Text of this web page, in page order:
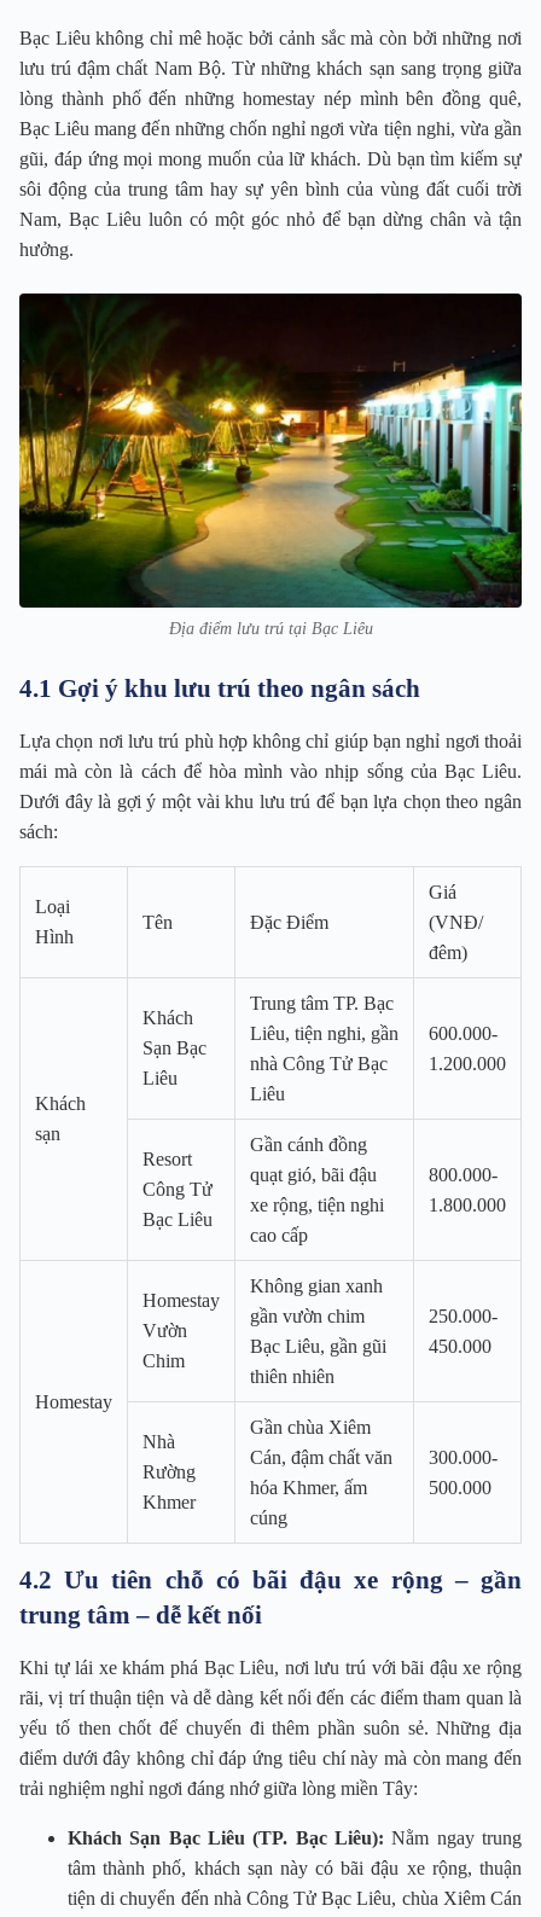
Bạc Liêu không chỉ mê hoặc bởi cảnh sắc mà còn bởi những nơi
lưu trú đậm chất Nam Bộ. Từ những khách sạn sang trọng giữa
lòng thành phố đến những homestay nép mình bên đồng quê,
Bạc Liêu mang đến những chốn nghỉ ngơi vừa tiện nghi, vừa gần
gũi, đáp ứng mọi mong muốn của lữ khách. Dù bạn tìm kiếm sự
sôi động của trung tâm hay sự yên bình của vùng đất cuối trời
Nam, Bạc Liêu luôn có một góc nhỏ để bạn dừng chân và tận
hưởng.
Địa điểm lưu trú tại Bạc Liêu
4.1 Gợi ý khu lưu trú theo ngân sách
Lựa chọn nơi lưu trú phù hợp không chỉ giúp bạn nghỉ ngơi thoải
mái mà còn là cách để hòa mình vào nhịp sống của Bạc Liêu.
Dưới đây là gợi ý một vài khu lưu trú để bạn lựa chọn theo ngân
sách:
Loại
Hình
Tên Đặc Điểm
Giá
(VNĐ/
đêm)
Khách
sạn
Khách
Sạn Bạc
Liêu
Trung tâm TP. Bạc
Liêu, tiện nghi, gần
nhà Công Tử Bạc
Liêu
600.000-
1.200.000
Resort
Công Tử
Bạc Liêu
Gần cánh đồng
quạt gió, bãi đậu
xe rộng, tiện nghi
cao cấp
800.000-
1.800.000
Homestay
Homestay
Vườn
Chim
Không gian xanh
gần vườn chim
Bạc Liêu, gần gũi
thiên nhiên
250.000-
450.000
Nhà
Rường
Khmer
Gần chùa Xiêm
Cán, đậm chất văn
hóa Khmer, ấm
cúng
300.000-
500.000
4.2 Ưu tiên chỗ có bãi đậu xe rộng – gần
trung tâm – dễ kết nối
Khi tự lái xe khám phá Bạc Liêu, nơi lưu trú với bãi đậu xe rộng
rãi, vị trí thuận tiện và dễ dàng kết nối đến các điểm tham quan là
yếu tố then chốt để chuyến đi thêm phần suôn sẻ. Những địa
điểm dưới đây không chỉ đáp ứng tiêu chí này mà còn mang đến
trải nghiệm nghỉ ngơi đáng nhớ giữa lòng miền Tây:
Khách Sạn Bạc Liêu (TP. Bạc Liêu): Nằm ngay trung
tâm thành phố, khách sạn này có bãi đậu xe rộng, thuận
tiện di chuyển đến nhà Công Tử Bạc Liêu, chùa Xiêm Cán